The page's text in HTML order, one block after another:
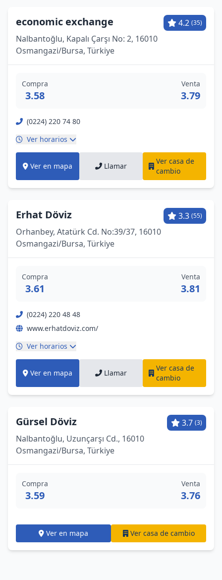
economic exchange 4.2 (35)
Nalbantoğlu, Kapalı Çarşı No: 2, 16010
Osmangazi̇/Bursa, Türkiye
Compra
3.58
Venta
3.79
(0224) 220 74 80
Ver horarios
Ver en mapa Llamar
Ver casa de
cambio
Erhat Döviz 3.3 (55)
Orhanbey, Atatürk Cd. No:39/37, 16010
Osmangazi̇/Bursa, Türkiye
Compra
3.61
Venta
3.81
(0224) 220 48 48
www.erhatdoviz.com/
Ver horarios
Ver en mapa Llamar
Ver casa de
cambio
Gürsel Döviz 3.7 (3)
Nalbantoğlu, Uzunçarşı Cd., 16010
Osmangazi̇/Bursa, Türkiye
Compra
3.59
Venta
3.76
Ver en mapa Ver casa de cambio